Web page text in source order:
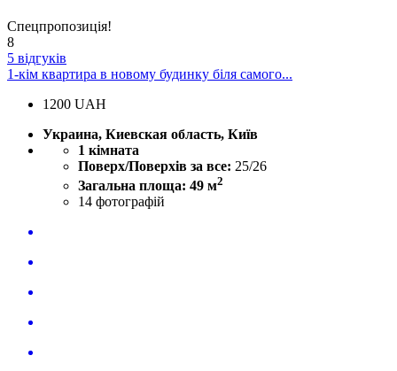
Спецпропозиція!
8
5 відгуків
1-кім квартира в новому будинку біля самого...
1200 UAH
Украина, Киевская область, Київ
1 кімната
Поверх/Поверхів за все: 25/26
Загальна площа: 49 м2
14 фотографій